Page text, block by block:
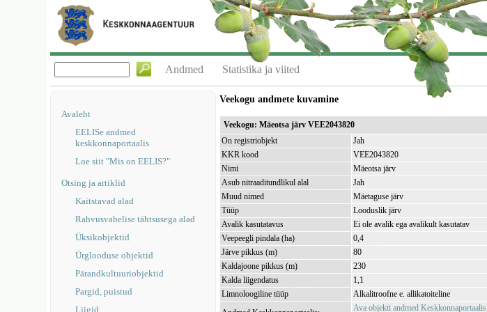
Andmed Statistika ja viited
Avaleht
EELISe andmed
keskkonnaportaalis
Loe siit "Mis on EELIS?"
Otsing ja artiklid
Kaitstavad alad
Rahvusvahelise tähtsusega alad
Üksikobjektid
Ürglooduse objektid
Pärandkultuuriobjektid
Pargid, puistud
Liigid
Veekogu andmete kuvamine
Veekogu: Mäeotsa järv VEE2043820
On registriobjekt
Jah
KKR kood
VEE2043820
Nimi
Mäeotsa järv
Asub nitraaditundlikul alal
Jah
Muud nimed
Mäetaguse järv
Tüüp
Looduslik järv
Avalik kasutatavus
Ei ole avalik ega avalikult kasutatav
Veepeegli pindala (ha)
0,4
Järve pikkus (m)
80
Kaldajoone pikkus (m)
230
Kalda liigendatus
1,1
Limnoloogiline tüüp
Alkalitroofne e. allikatoiteline
Ava objekti andmed Keskkonnaportaalis